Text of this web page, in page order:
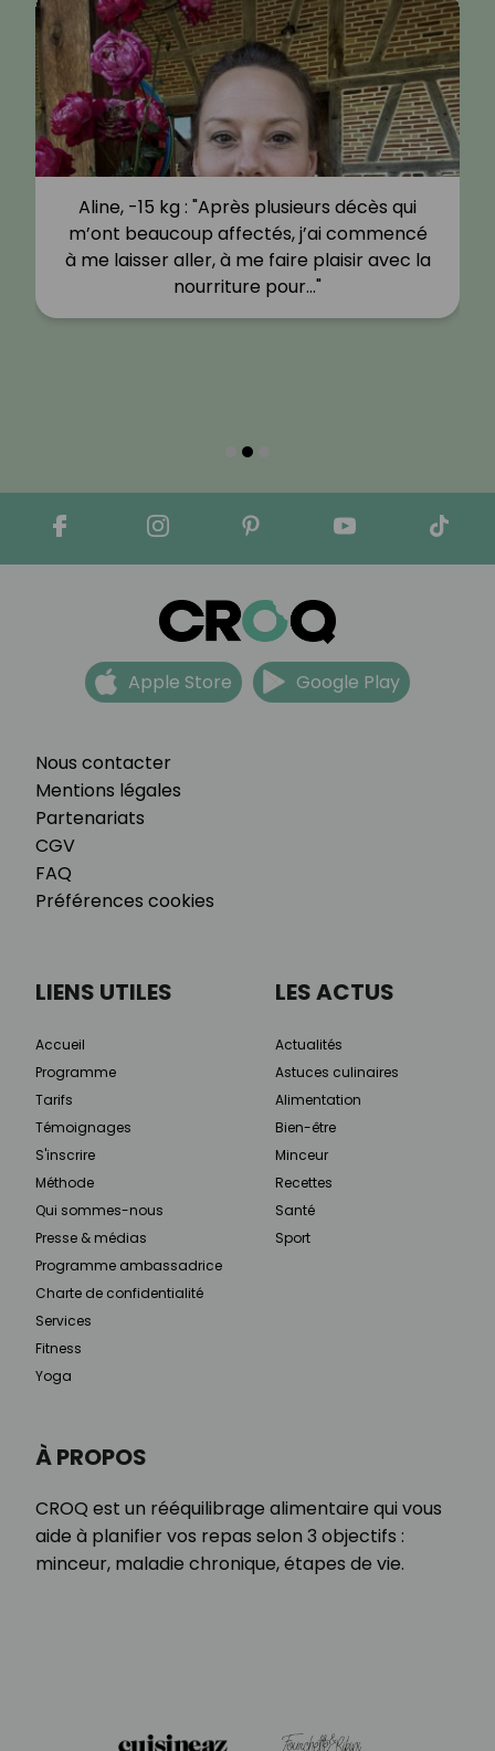
Aline, -15 kg : "Après plusieurs décès qui
m’ont beaucoup affectés, j’ai commencé
à me laisser aller, à me faire plaisir avec la
nourriture pour…"
Nous contacter
Mentions légales
Partenariats
CGV
FAQ
Préférences cookies
Apple Store Google Play
À PROPOS
CROQ est un rééquilibrage alimentaire qui vous
aide à planifier vos repas selon 3 objectifs :
minceur, maladie chronique, étapes de vie.
LIENS UTILES
Accueil
Programme
Tarifs
Témoignages
S'inscrire
Méthode
Qui sommes-nous
Presse & médias
Programme ambassadrice
Charte de confidentialité
Services
Fitness
Yoga
LES ACTUS
Actualités
Astuces culinaires
Alimentation
Bien-être
Minceur
Recettes
Santé
Sport